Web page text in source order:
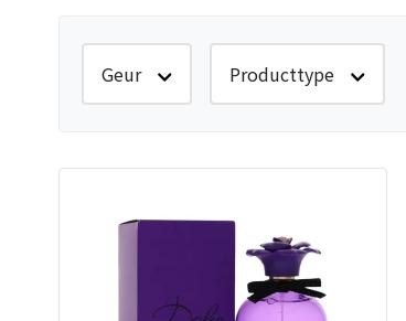
Geur Producttype